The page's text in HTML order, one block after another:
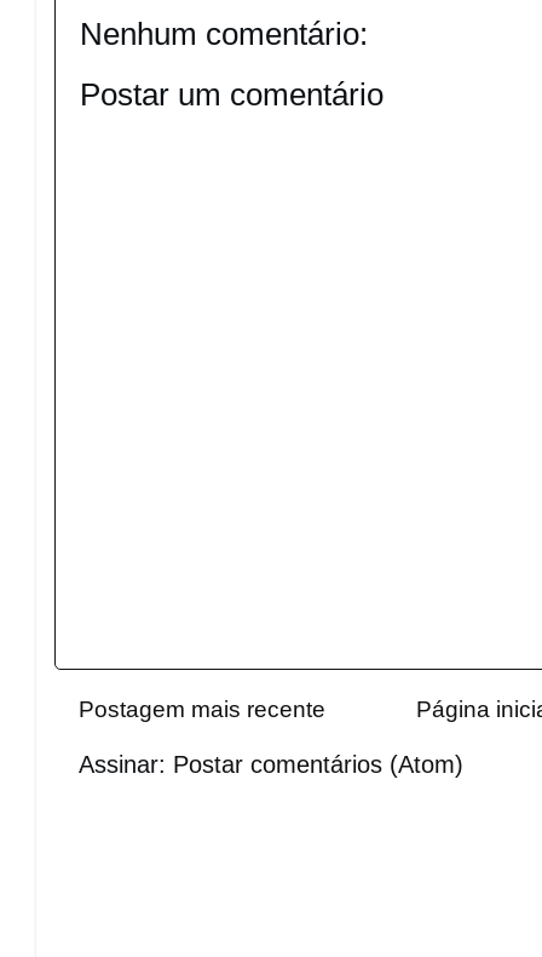
Nenhum comentário:
Postar um comentário
Postagem mais recente Página
Assinar: Postar comentários (Atom)